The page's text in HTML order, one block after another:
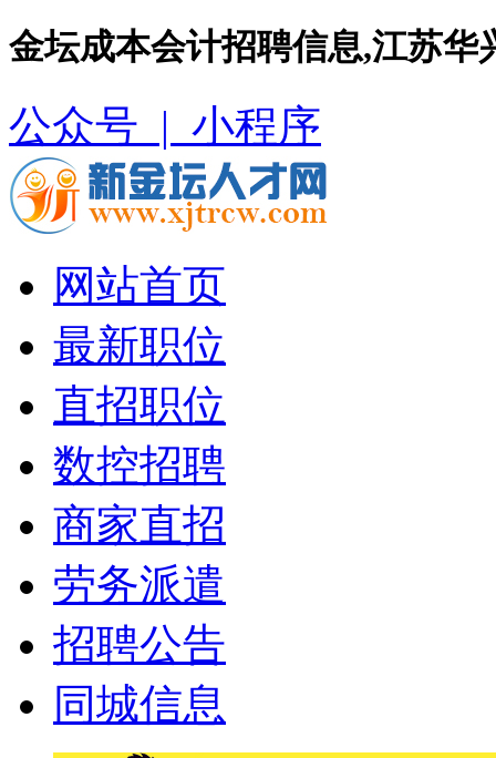
金坛成本会计招聘信息,江苏
公众号 | 小程序
网站首页
最新职位
直招职位
数控招聘
商家直招
劳务派遣
招聘公告
同城信息